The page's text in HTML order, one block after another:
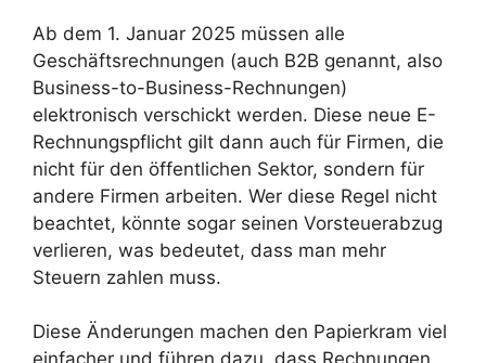
Ab dem 1. Januar 2025 müssen alle
Geschäftsrechnungen (auch B2B genannt, also
Business-to-Business-Rechnungen)
elektronisch verschickt werden. Diese neue E-
Rechnungspflicht gilt dann auch für Firmen, die
nicht für den öffentlichen Sektor, sondern für
andere Firmen arbeiten. Wer diese Regel nicht
beachtet, könnte sogar seinen Vorsteuerabzug
verlieren, was bedeutet, dass man mehr
Steuern zahlen muss.
Diese Änderungen machen den Papierkram viel